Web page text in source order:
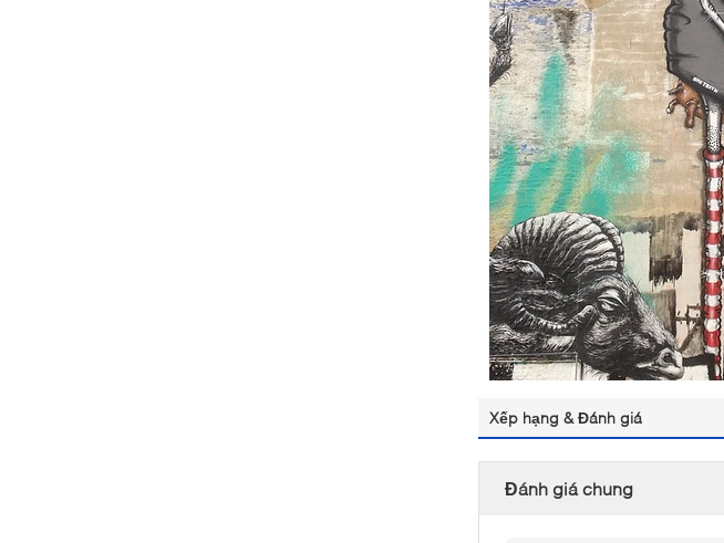
Xếp hạng & Đánh giá
Đánh giá chung